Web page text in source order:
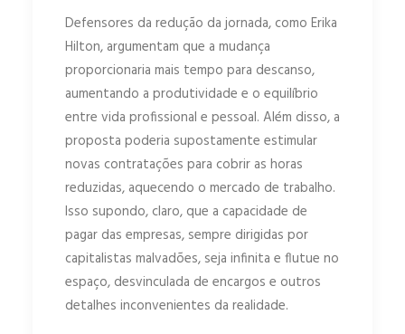
Defensores da redução da jornada, como Erika
Hilton, argumentam que a mudança
proporcionaria mais tempo para descanso,
aumentando a produtividade e o equilíbrio
entre vida profissional e pessoal. Além disso, a
proposta poderia supostamente estimular
novas contratações para cobrir as horas
reduzidas, aquecendo o mercado de trabalho.
Isso supondo, claro, que a capacidade de
pagar das empresas, sempre dirigidas por
capitalistas malvadões, seja infinita e flutue no
espaço, desvinculada de encargos e outros
detalhes inconvenientes da realidade.